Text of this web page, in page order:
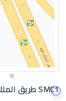
SMC1 طريق الملك فهد - الرياض